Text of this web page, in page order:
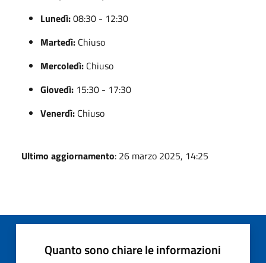
Lunedì:08:30 - 12:30
Martedì: Chiuso
Mercoledì: Chiuso
Giovedì: 15:30 - 17:30
Venerdì: Chiuso
Ultimo aggiornamento: 26 marzo 2025, 14:25
Quanto sono chiare le informazioni